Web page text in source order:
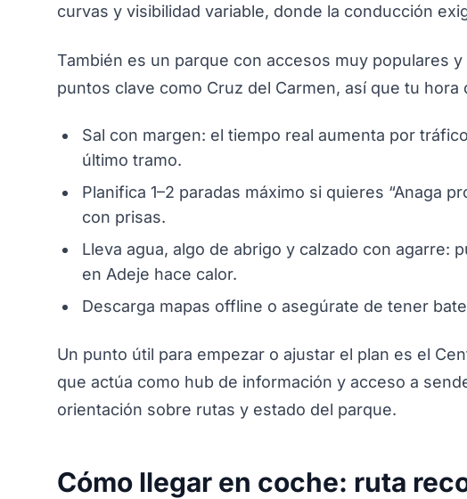
curvas y visibilidad variable, donde la conducción
También es un parque con accesos muy populares
puntos clave como Cruz del Carmen, así que tu
Sal con margen: el tiempo real aumenta por
último tramo.
Planifica 1–2 paradas máximo si quieres “Anaga
con prisas.
Lleva agua, algo de abrigo y calzado con agarre:
en Adeje hace calor.
Descarga mapas offline o asegúrate de tener
Un punto útil para empezar o ajustar el plan es el
que actúa como hub de información y acceso a
orientación sobre rutas y estado del parque.
Cómo llegar en coche: ruta